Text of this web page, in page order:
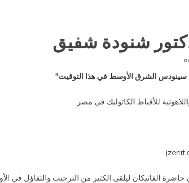
شنودة شفيق
سينودس الشرق الأوسط في هذا التوقيت"
للأقباط الكاثوليك في مصر
الفاتيكان ليلقى الكثير من الترحيب والتفاؤل في